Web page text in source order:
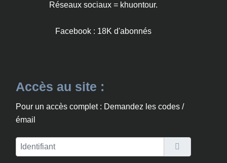
Réseaux sociaux = khuontour.
Facebook : 18K d'abonnés
Accès au site :
Pour un accès complet : Demandez les codes /
émail
Identifiant